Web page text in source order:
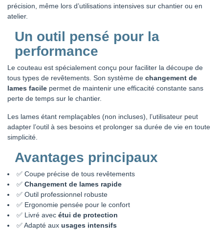
précision, même lors d’utilisations intensives sur chantier ou en
atelier.
Un outil pensé pour la
performance
Le couteau est spécialement conçu pour faciliter la découpe de
tous types de revêtements. Son système de changement de
lames facile permet de maintenir une efficacité constante sans
perte de temps sur le chantier.
Les lames étant remplaçables (non incluses), l’utilisateur peut
adapter l’outil à ses besoins et prolonger sa durée de vie en toute
simplicité.
Avantages principaux
✅ Coupe précise de tous revêtements
✅ Changement de lames rapide
✅ Outil professionnel robuste
✅ Ergonomie pensée pour le confort
✅ Livré avec étui de protection
✅ Adapté aux usages intensifs